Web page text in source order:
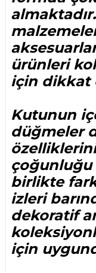
ürünleri
için dikkat
Kutunun
düğmeler
çoğunluğu
birlikte
izleri
dekoratif
için